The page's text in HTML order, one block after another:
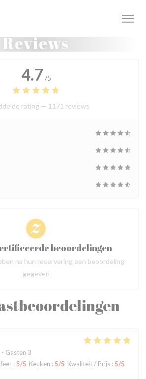
Reviews
Gasten 3
: 5/5 Keuken : 5/5 Kwaliteit / Prijs : 5/5
4.7 /5
rating — 1171 reviews
beoordelingen
na hun reservering een beoordeling
gegeven